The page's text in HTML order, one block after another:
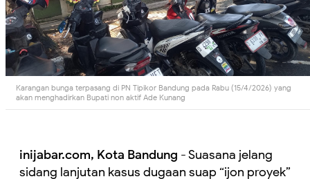
Karangan bunga terpasang di PN Tipikor Bandung pada Rabu (15/4/2026) yang
akan menghadirkan Bupati non aktif Ade Kunang
inijabar.com, Kota Bandung - Suasana jelang
sidang lanjutan kasus dugaan suap “ijon proyek”